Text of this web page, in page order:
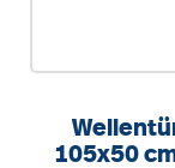
105x50